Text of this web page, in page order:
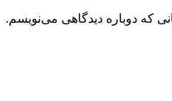
که دوباره دیدگاهی می‌نویسم.